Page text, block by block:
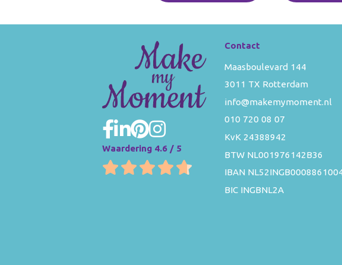
Waardering 4.6 / 5
Contact
Maasboulevard 144
3011 TX Rotterdam
info@makemymoment.nl
010 720 08 07
KvK 24388942
BTW NL001976142B36
IBAN
BIC INGBNL2A